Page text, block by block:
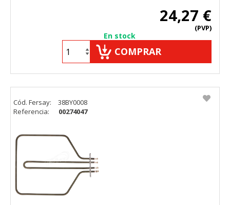
24,27 €
(PVP)
En stock
COMPRAR
Cód. Fersay:
38BY0008
Referencia:
00274047